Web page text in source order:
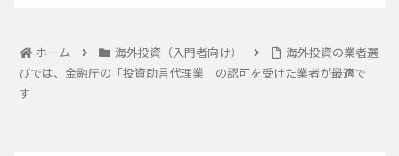
ホーム 海外投資（入門者向け）
海外投資の業者選
びでは、金融庁の「投資助言代理業」の認可を受けた業者が最適で
す